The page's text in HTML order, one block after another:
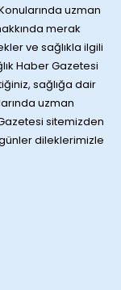
uzman
merak
ve sağlıkla ilgili
Haber Gazetesi
sağlığa dair
uzman
sitemizden
günler dileklerimizle